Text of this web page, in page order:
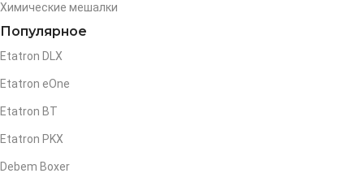
Химические мешалки
Популярное
Etatron DLX
Etatron eOne
Etatron BT
Etatron PKX
Debem Boxer